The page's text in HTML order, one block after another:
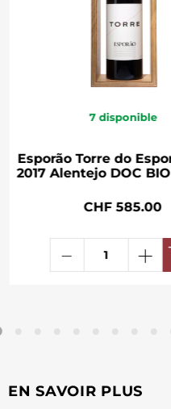
7 disponible
Esporão Torre do
2017 Alentejo DOC BIO
CHF 585.00
EN SAVOIR PLUS